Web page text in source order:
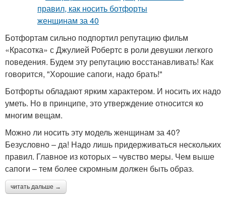
Ботфортам сильно подпортил репутацию фильм
«Красотка» с Джулией Робертс в роли девушки легкого
поведения. Будем эту репутацию восстанавливать! Как
говорится, "Хорошие сапоги, надо брать!"
Ботфорты обладают ярким характером. И носить их надо
уметь. Но в принципе, это утверждение относится ко
многим вещам.
Можно ли носить эту модель женщинам за 40?
Безусловно – да! Надо лишь придерживаться нескольких
правил. Главное из которых – чувство меры. Чем выше
сапоги – тем более скромным должен быть образ.
читать дальше →